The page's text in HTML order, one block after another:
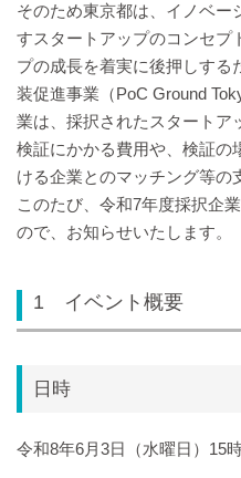
そのため東京都は、イノベー
すスタートアップのコンセプ
プの成長を着実に後押しする
装促進事業（PoC Ground
業は、採択されたスタートア
検証にかかる費用や、検証の
ける企業とのマッチング等の
このたび、令和7年度採択企
ので、お知らせいたします。
1 イベント概要
日時
令和8年6月3日（水曜日）15